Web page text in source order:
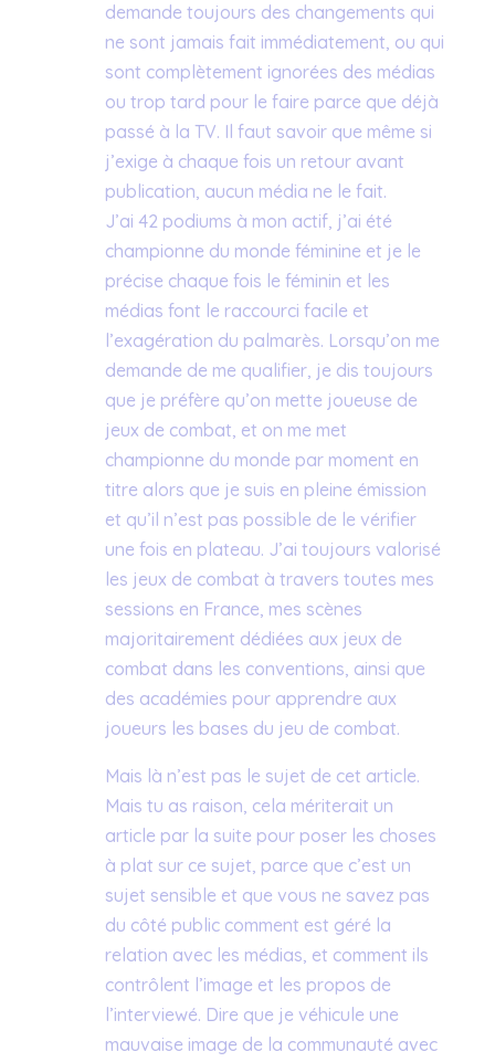
demande toujours des changements qui
ne sont jamais fait immédiatement, ou qui
sont complètement ignorées des médias
ou trop tard pour le faire parce que déjà
passé à la TV. Il faut savoir que même si
j’exige à chaque fois un retour avant
publication, aucun média ne le fait.
J’ai 42 podiums à mon actif, j’ai été
championne du monde féminine et je le
précise chaque fois le féminin et les
médias font le raccourci facile et
l’exagération du palmarès. Lorsqu’on me
demande de me qualifier, je dis toujours
que je préfère qu’on mette joueuse de
jeux de combat, et on me met
championne du monde par moment en
titre alors que je suis en pleine émission
et qu’il n’est pas possible de le vérifier
une fois en plateau. J’ai toujours valorisé
les jeux de combat à travers toutes mes
sessions en France, mes scènes
majoritairement dédiées aux jeux de
combat dans les conventions, ainsi que
des académies pour apprendre aux
joueurs les bases du jeu de combat.
Mais là n’est pas le sujet de cet article.
Mais tu as raison, cela mériterait un
article par la suite pour poser les choses
à plat sur ce sujet, parce que c’est un
sujet sensible et que vous ne savez pas
du côté public comment est géré la
relation avec les médias, et comment ils
contrôlent l’image et les propos de
l’interviewé. Dire que je véhicule une
mauvaise image de la communauté avec